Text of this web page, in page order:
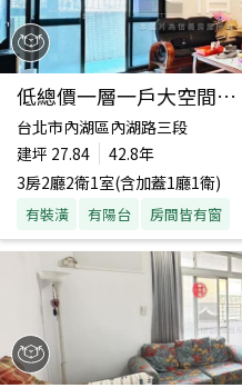
低總價一層一戶大空間美寓
台北市內湖區內湖路三段
建坪 27.84
42.8年
3房2廳2衛1室(含加蓋1廳1衛)
有裝潢 有陽台 房間皆有窗